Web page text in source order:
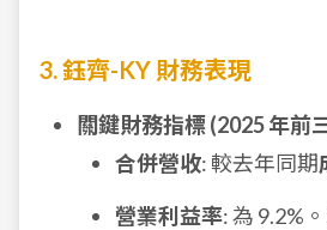
3. 鈺齊-KY 財務表現
關鍵財務指標 (2025 年前
合併營收: 較去年同期
營業利益率: 為 9.2%